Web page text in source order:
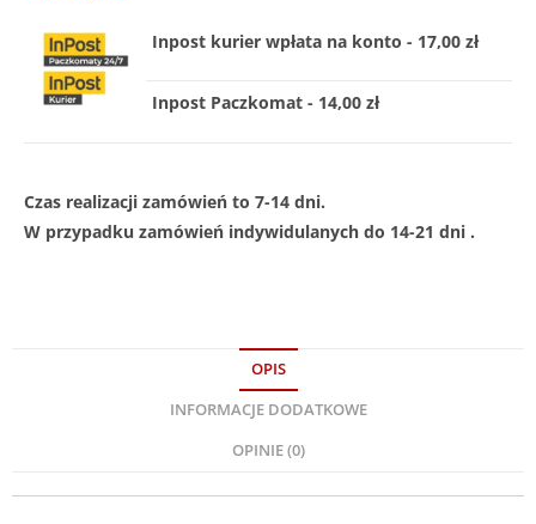
Inpost kurier wpłata na konto - 17,00 zł
Inpost Paczkomat - 14,00 zł
Czas realizacji zamówień to 7-14 dni.
W przypadku zamówień indywidulanych do 14-21 dni .
OPIS
INFORMACJE DODATKOWE
OPINIE (0)